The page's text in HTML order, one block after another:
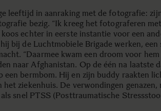
leeftijd in aanraking met de fotografie:
bezig. “Ik kreeg het fotograferen
echter in eerste instantie voor een
bij de Luchtmobiele Brigade werken, een
“Daarmee kwam een droom voor hem
naar Afghanistan. Op de één na laatste
een bermbom. Hij en zijn buddy raakten
het ziekenhuis. De verwondingen genazen,
snel PTSS (Posttraumatische